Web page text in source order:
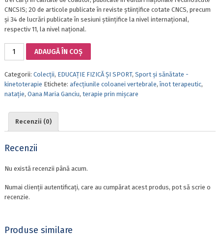
CNCSIS; 20 de articole publicate în reviste ştiinţifice cotate CNCS, precum
și 34 de lucrări publicate în sesiuni ştiinţifice la nivel internaţional,
respectiv 11, la nivel naţional.
VOL.
I:
CORECTAREA
ADAUGĂ ÎN COȘ
Categorii: Colecții, EDUCAȚIE FIZICĂ ȘI SPORT, Sport şi sănătate -
kinetoterapie Etichete: afecţiunile coloanei vertebrale,înot terapeutic,
nataţie, Oana Maria Ganciu, terapie prin mişcare
Recenzii (0)
Recenzii
Nu există recenzii până acum.
Numai clienții autentificați, care au cumpărat acest produs, pot să scrie o
recenzie.
Produse similare